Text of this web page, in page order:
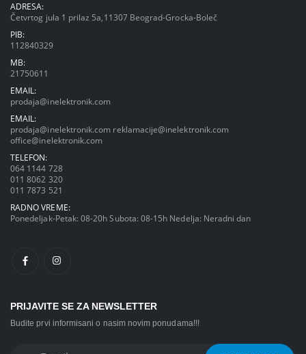
ADRESA:
Četvrtog jula 1 prilaz 5a,11307 Beograd-Grocka-Boleč
PIB:
112840329
MB:
21750611
EMAIL:
prodaja@inelektronik.com
EMAIL:
prodaja@inelektronik.com reklamacije@inelektronik.com
office@inelektronik.com
TELEFON:
064 1144 728
011 8062 320
011 7873 521
RADNO VREME:
Ponedeljak-Petak: 08-20h Subota: 08-15h Nedelja: Neradni dan
PRIJAVITE SE ZA NEWSLETTER
Budite prvi informisani o nasim novim ponudama!!!